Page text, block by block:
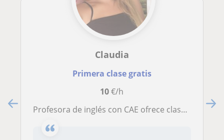
Claudia
Primera clase gratis
10€/h
Profesora de inglés con CAE ofrece clases online particulares para practicar todo tipo de destrezas y reforzar el idioma en Madrid , Leganés